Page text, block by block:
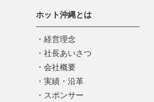
ホット沖縄とは
経営理念
社長あいさつ
会社概要
実績・沿革
スポンサー